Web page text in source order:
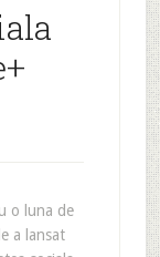
o luna de
a lansat